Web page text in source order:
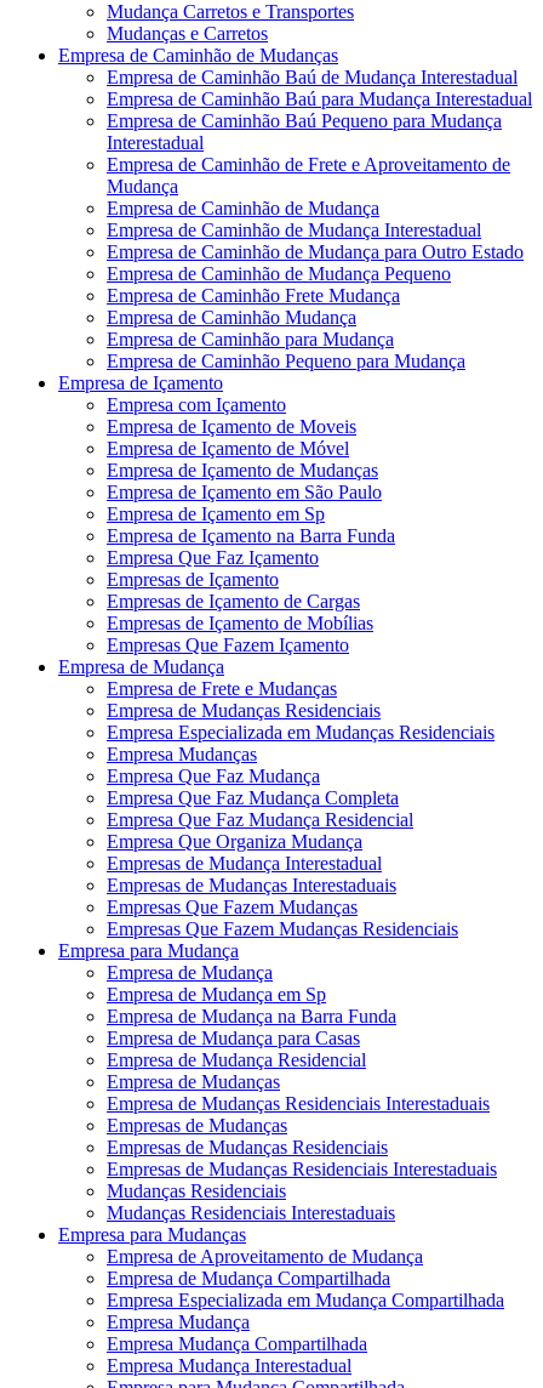
Mudança Carretos e Transportes
Mudanças e Carretos
Empresa de Caminhão de Mudanças
Empresa de Caminhão Baú de Mudança Interestadual
Empresa de Caminhão Baú para Mudança Interestadual
Empresa de Caminhão Baú Pequeno para Mudança
Interestadual
Empresa de Caminhão de Frete e Aproveitamento de
Mudança
Empresa de Caminhão de Mudança
Empresa de Caminhão de Mudança Interestadual
Empresa de Caminhão de Mudança para Outro Estado
Empresa de Caminhão de Mudança Pequeno
Empresa de Caminhão Frete Mudança
Empresa de Caminhão Mudança
Empresa de Caminhão para Mudança
Empresa de Caminhão Pequeno para Mudança
Empresa de Içamento
Empresa com Içamento
Empresa de Içamento de Moveis
Empresa de Içamento de Móvel
Empresa de Içamento de Mudanças
Empresa de Içamento em São Paulo
Empresa de Içamento em Sp
Empresa de Içamento na Barra Funda
Empresa Que Faz Içamento
Empresas de Içamento
Empresas de Içamento de Cargas
Empresas de Içamento de Mobílias
Empresas Que Fazem Içamento
Empresa de Mudança
Empresa de Frete e Mudanças
Empresa de Mudanças Residenciais
Empresa Especializada em Mudanças Residenciais
Empresa Mudanças
Empresa Que Faz Mudança
Empresa Que Faz Mudança Completa
Empresa Que Faz Mudança Residencial
Empresa Que Organiza Mudança
Empresas de Mudança Interestadual
Empresas de Mudanças Interestaduais
Empresas Que Fazem Mudanças
Empresas Que Fazem Mudanças Residenciais
Empresa para Mudança
Empresa de Mudança
Empresa de Mudança em Sp
Empresa de Mudança na Barra Funda
Empresa de Mudança para Casas
Empresa de Mudança Residencial
Empresa de Mudanças
Empresa de Mudanças Residenciais Interestaduais
Empresas de Mudanças
Empresas de Mudanças Residenciais
Empresas de Mudanças Residenciais Interestaduais
Mudanças Residenciais
Mudanças Residenciais Interestaduais
Empresa para Mudanças
Empresa de Aproveitamento de Mudança
Empresa de Mudança Compartilhada
Empresa Especializada em Mudança Compartilhada
Empresa Mudança
Empresa Mudança Compartilhada
Empresa Mudança Interestadual